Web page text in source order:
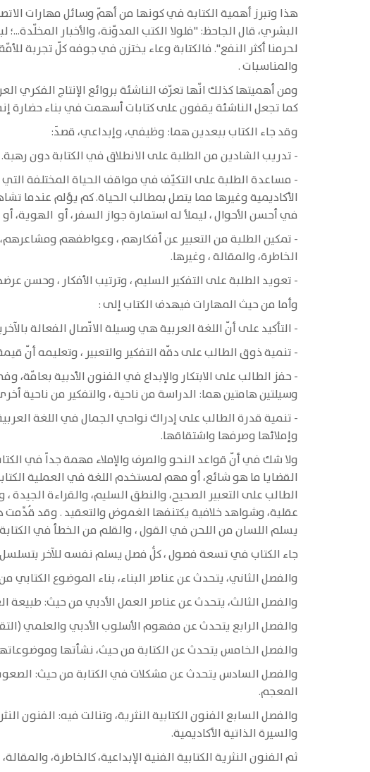
هذا وتبرز أهمية الكتابة في كونها من أهمّ وسائل مهارات
البشري، قال الجاحظ: "فلولا الكتب المدوّنة، والأخبار
لحرمنا أكثر النفع". فالكتابة وعاء يختزن في جوفه كلّ تجربة
والمناسبات .
ومن أهميتها كذلك انّها تعرّف الناشئة بروائع الإنتاج الفكري
كما تجعل الناشئة يقفون على كتابات أسهمت في بناء حضارة
وقد جاء الكتاب ببعدين هما: وظيفي، وإبداعي، قصدَ:
- تدريب الشادين من الطلبة على الانطلاق في الكتابة دون رهبة.
- مساعدة الطلبة على التكيّف في مواقف الحياة المختلفة التي
الأكاديمية وغيرها مما يتصل بمطالب الحياة. كم يؤلم عندما
في أحسن الأحوال ، ليملأ له استمارة جواز السفر، أو الهوية،
- تمكين الطلبة من التعبير عن أفكارهم ، وعواطفهم
الخاطرة، والمقالة ، وغيرها.
- تعويد الطلبة على التفكير السليم ، وترتيب الأفكار ، وحسن
وأما من حيث المهارات فيهدف الكتاب إلى :
- التأكيد على أنّ اللغة العربية هي وسيلة الاتّصال الفعالة
- تنمية ذوق الطالب على دقّة التفكير والتعبير ، وتعليمه أنّ
- حفز الطالب على الابتكار والإبداع في الفنون الأدبية
وسيلتين هامتين هما: الدراسة من ناحية ، والتفكير من ناحية
- تنمية قدرة الطالب على إدراك نواحي الجمال في اللغة
وإملائها وصرفها واشتقاقها.
ولا شك في أنّ قواعد النحو والصرف والإملاء مهمة جداً في
القضايا ما هو شائع، أو مهم لمستخدم اللغة في العملية
الطالب على التعبير الصحيح، والنطق السليم، والقراءة
عقلية، وشواهد خلافية يكتنفها الغموض والتعقيد . وقد
يسلم اللسان من اللحن في القول ، والقلم من الخطأ في
جاء الكتاب في تسعة فصول ، كلُّ فصل يسلم نفسه للآخر
والفصل الثاني، يتحدث عن عناصر البناء، بناء الموضوع الكتابي
والفصل الثالث، يتحدث عن عناصر العمل الأدبي من حيث: طبيعة
والفصل الرابع يتحدث عن مفهوم الأسلوب الأدبي والعلمي
والفصل الخامس يتحدث عن الكتابة من حيث، نشأتها
والفصل السادس يتحدث عن مشكلات في الكتابة من حيث:
المعجم.
والفصل السابع الفنون الكتابية النثرية، وتنالت فيه: الفنون
والسيرة الذاتية الأكاديمية.
ثم الفنون النثرية الكتابية الفنية الإبداعية، كالخاطرة،